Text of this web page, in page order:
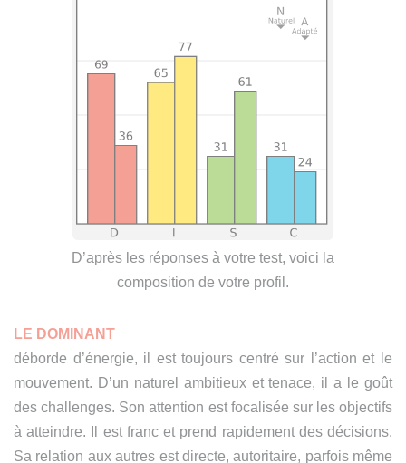
D’après les réponses à votre test, voici la
composition de votre profil.
LE DOMINANT
déborde d’énergie, il est toujours centré sur l’action et le
mouvement. D’un naturel ambitieux et tenace, il a le goût
des challenges. Son attention est focalisée sur les objectifs
à atteindre. Il est franc et prend rapidement des décisions.
Sa relation aux autres est directe, autoritaire, parfois même